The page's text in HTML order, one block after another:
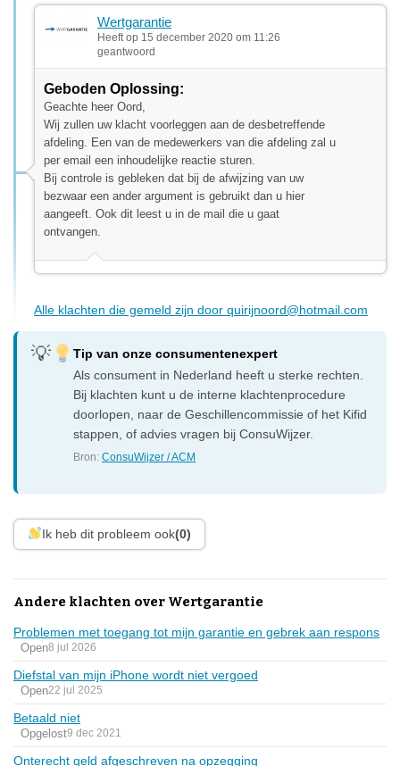
Wertgarantie
Heeft op 15 december 2020 om 11:26
geantwoord
Geboden Oplossing:
Geachte heer Oord,
Wij zullen uw klacht voorleggen aan de desbetreffende
afdeling. Een van de medewerkers van die afdeling zal u
per email een inhoudelijke reactie sturen.
Bij controle is gebleken dat bij de afwijzing van uw
bezwaar een ander argument is gebruikt dan u hier
aangeeft. Ook dit leest u in de mail die u gaat
ontvangen.
Alle klachten die gemeld zijn door quirijnoord@hotmail.com
Tip van onze consumentenexpert
Als consument in Nederland heeft u sterke rechten.
Bij klachten kunt u de interne klachtenprocedure
doorlopen, naar de Geschillencommissie of het Kifid
stappen, of advies vragen bij ConsuWijzer.
Bron:ConsuWijzer / ACM
Ik heb dit probleem ook(0)
Andere klachten over Wertgarantie
Problemen met toegang tot mijn garantie en gebrek aan respons
Open8 jul 2026
Diefstal van mijn iPhone wordt niet vergoed
Open22 jul 2025
Betaald niet
Opgelost9 dec 2021
Onterecht geld afgeschreven na opzegging